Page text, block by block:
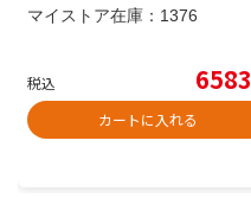
マイストア在庫： 1376
税込 6583
カートに入れる